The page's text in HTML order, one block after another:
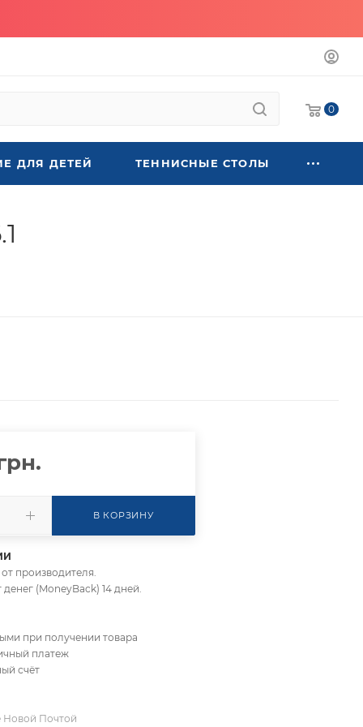
0
ДЛЯ ДЕТЕЙ ТЕННИСНЫЕ СТОЛЫ
В КОРЗИНУ
от производителя.
денег (MoneyBack) 14 дней.
при получении товара
платеж
счёт
Новой Почтой